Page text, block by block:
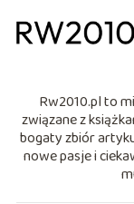
Rw2010.pl to
związane z
bogaty zbiór
nowe pasje i